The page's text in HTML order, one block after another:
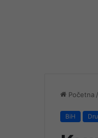
Početna /
BiH